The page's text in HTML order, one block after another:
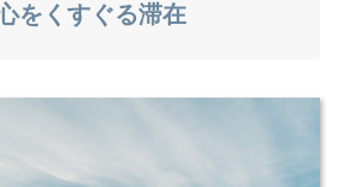
をくすぐる滞在